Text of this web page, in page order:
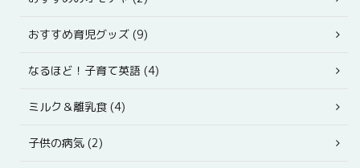
おすすめ育児グッズ (9)
なるほど！子育て英語 (4)
ミルク＆離乳食 (4)
子供の病気 (2)